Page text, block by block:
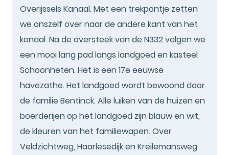
Overijssels Kanaal. Met een trekpontje zetten
we onszelf over naar de andere kant van het
kanaal. Na de oversteek van de N332 volgen we
een mooi lang pad langs landgoed en kasteel
Schoonheten. Het is een 17e eeuwse
havezathe. Het landgoed wordt bewoond door
de familie Bentinck. Alle luiken van de huizen en
boerderijen op het landgoed zijn blauw en wit,
de kleuren van het familiewapen. Over
Veldzichtweg, Haarlesedijk en Kreilemansweg